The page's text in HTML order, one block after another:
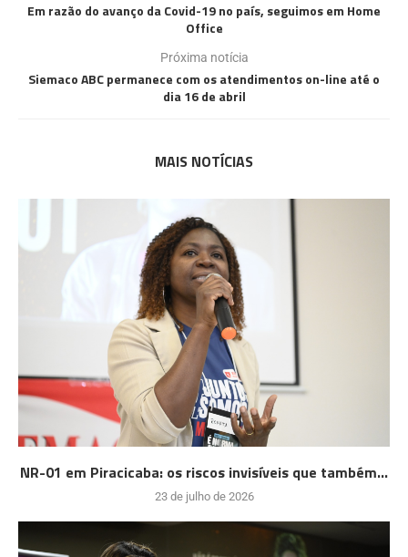
Em razão do avanço da Covid-19 no país, seguimos em Home
Office
Próxima notícia
Siemaco ABC permanece com os atendimentos on-line até o
dia 16 de abril
MAIS NOTÍCIAS
NR-01 em Piracicaba: os riscos invisíveis que também...
23 de julho de 2026